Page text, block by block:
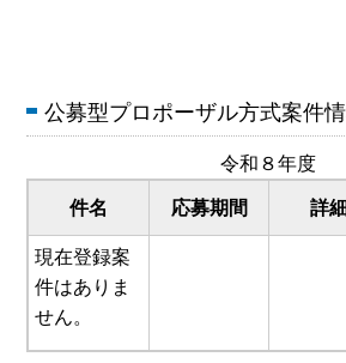
公募型プロポーザル方式案件
令和８年度
件名 応募期間 詳細
現在登録案
件はありま
せん。